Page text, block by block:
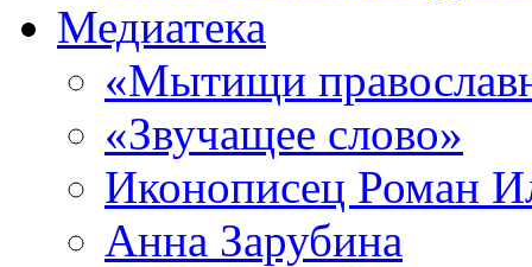
Медиатека
«Мытищи
«Звучащее слово»
Иконописец Роман
Анна Зарубина